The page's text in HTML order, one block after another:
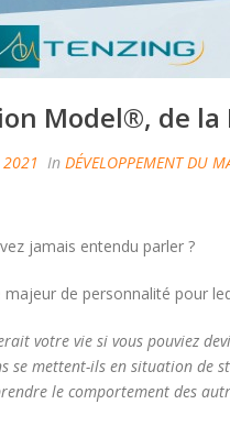
Model®, de la
In DÉVELOPPEMENT DU
jamais entendu parler ?
majeur de personnalité pour
votre vie si vous pouviez
se mettent-ils en situation de
le comportement des